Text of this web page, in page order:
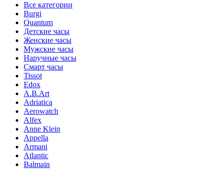
Все категории
Burgi
Quantum
Детские часы
Женские часы
Мужские часы
Наручные часы
Смарт часы
Tissot
Edox
A.B.Art
Adriatica
Aerowatch
Alfex
Anne Klein
Appella
Armani
Atlantic
Balmain